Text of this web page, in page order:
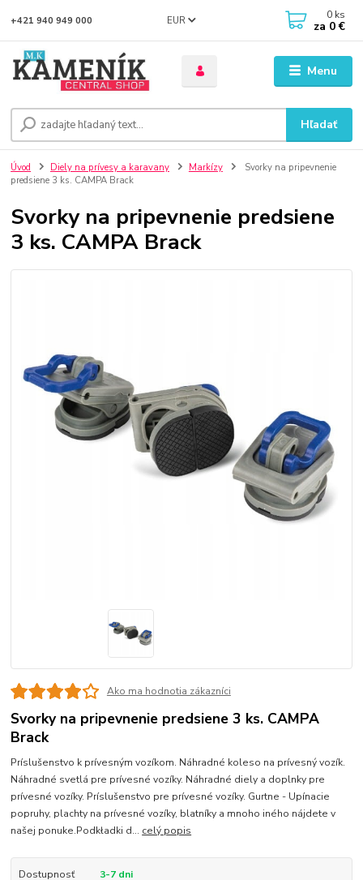
Menu
EUR
Hľadať
+421 940 949 000 0 ks
za 0 €
Úvod Diely na prívesy a karavany Markízy
Svorky na pripevnenie
predsiene 3 ks. CAMPA Brack
Svorky na pripevnenie predsiene
3 ks. CAMPA Brack
Ako ma hodnotia zákazníci
Svorky na pripevnenie predsiene 3 ks. CAMPA
Brack
Príslušenstvo k prívesným vozíkom. Náhradné koleso na prívesný vozík.
Náhradné svetlá pre prívesné vozíky. Náhradné diely a doplnky pre
prívesné vozíky. Príslušenstvo pre prívesné vozíky. Gurtne - Upínacie
popruhy, plachty na prívesné vozíky, blatníky a mnoho iného nájdete v
našej ponuke.Podkładki d... celý popis
Dostupnosť 3-7 dni